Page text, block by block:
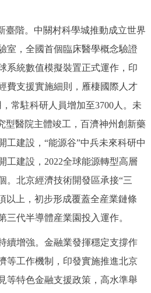
階。中關村科學城推動成立世界
室，全國首個臨床醫學概念驗證
系統數值模擬裝置正式運作，印
費支援實施細則，雁棲國際人才
常駐科研人員增加至3700人。未
型醫院主體竣工，百濟神州創新藥
工建設，“能源谷”中兵未來科研中
工建設，2022全球能源轉型高層
。北京經濟技術開發區承接“三
以上，初步形成覆蓋全産業鏈條
三代半導體産業園投入運作。
增強。金融業發揮穩定支撐作
等工作機制，印發實施推進北京
等特色金融支援政策，高水準舉